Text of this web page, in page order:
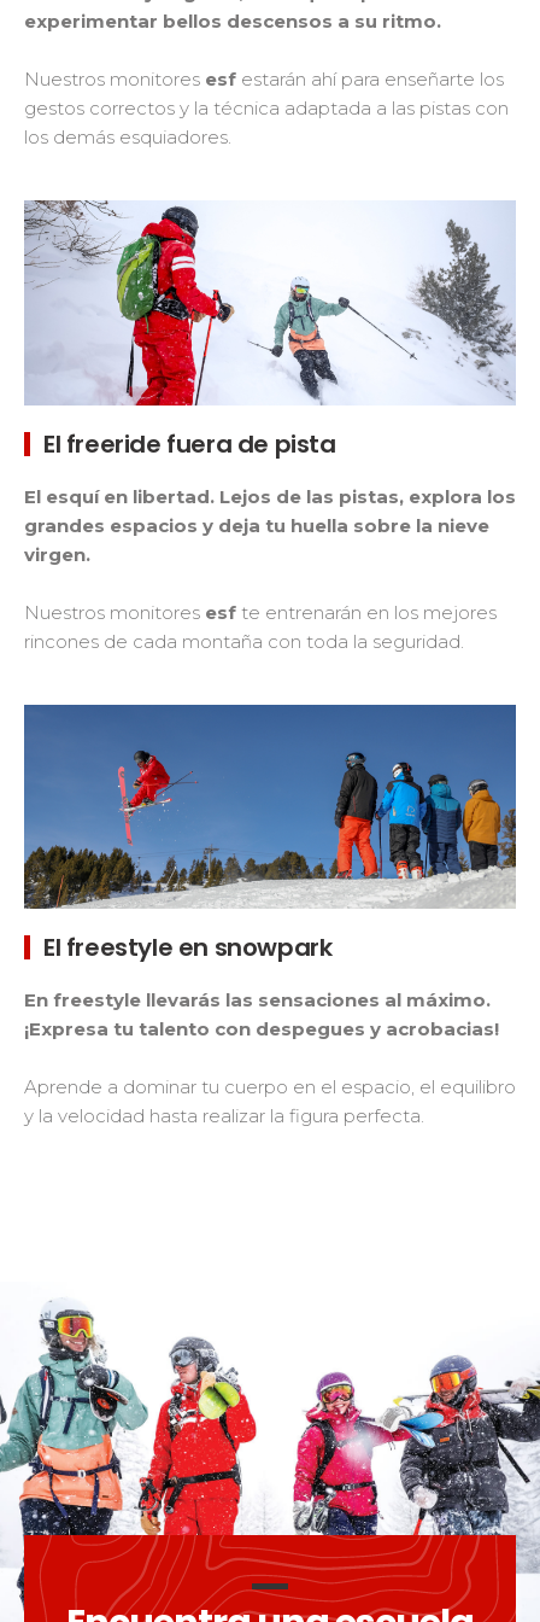
experimentar bellos descensos a su ritmo.
Nuestros monitores esf estarán ahí para enseñarte los
gestos correctos y la técnica adaptada a las pistas con
los demás esquiadores.
El freeride fuera de pista
El esquí en libertad. Lejos de las pistas, explora los
grandes espacios y deja tu huella sobre la nieve
virgen.
Nuestros monitores esf te entrenarán en los mejores
rincones de cada montaña con toda la seguridad.
El freestyle en snowpark
En freestyle llevarás las sensaciones al máximo.
¡Expresa tu talento con despegues y acrobacias!
Aprende a dominar tu cuerpo en el espacio, el equilibro
y la velocidad hasta realizar la figura perfecta.